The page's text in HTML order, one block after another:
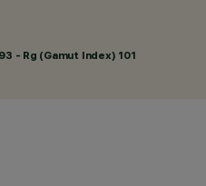
- Rg (Gamut Index) 101